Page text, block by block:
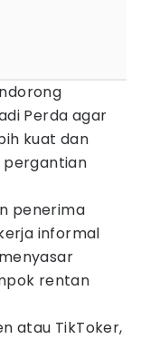
Perda agar
kuat dan
pergantian
penerima
informal
rentan
atau TikToker,